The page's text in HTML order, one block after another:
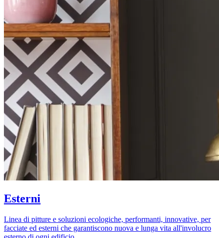
Esterni
Linea di pitture e soluzioni ecologiche, performanti, innovative, per
facciate ed esterni che garantiscono nuova e lunga vita all'involucro